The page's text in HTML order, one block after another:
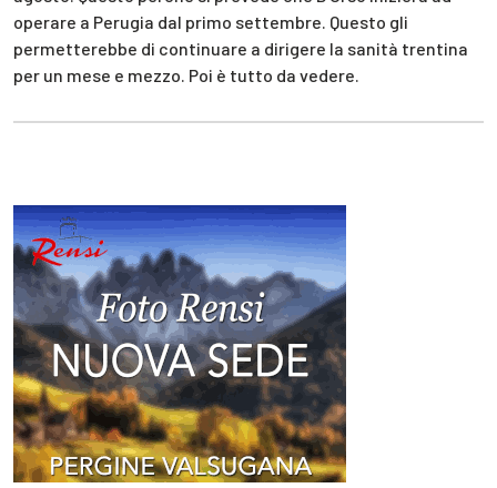
operare a Perugia dal primo settembre. Questo gli
permetterebbe di continuare a dirigere la sanità trentina
per un mese e mezzo. Poi è tutto da vedere.